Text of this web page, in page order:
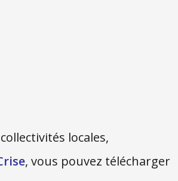
locales,
, vous pouvez télécharger